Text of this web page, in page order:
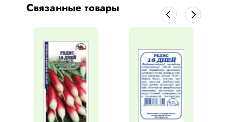
Связанные товары